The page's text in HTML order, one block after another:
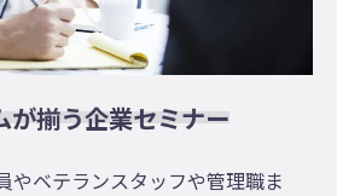
が揃う企業セミナー
やベテランスタッフや管理職ま